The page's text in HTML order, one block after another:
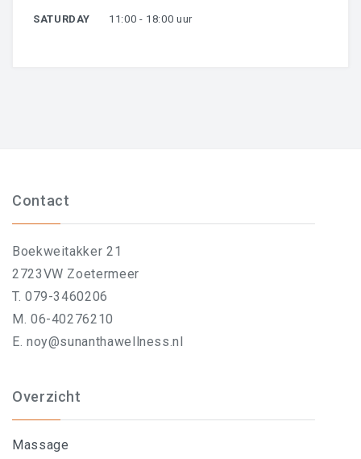
SATURDAY 11:00 - 18:00 uur
Contact
Boekweitakker 21
2723VW Zoetermeer
T. 079-3460206
M. 06-40276210
E. noy@sunanthawellness.nl
Overzicht
Massage